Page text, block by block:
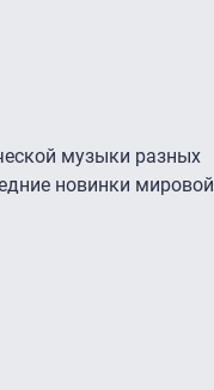
музыки разных
новинки мировой